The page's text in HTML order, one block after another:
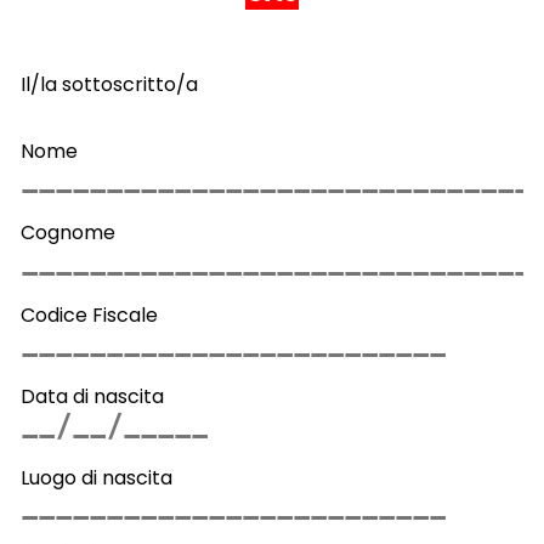
Il/la sottoscritto/a
Nome
Cognome
Codice Fiscale
Data di nascita
Luogo di nascita